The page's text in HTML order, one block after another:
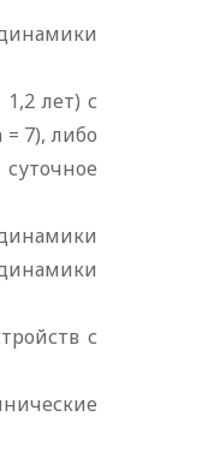
лет) с
7), либо
с